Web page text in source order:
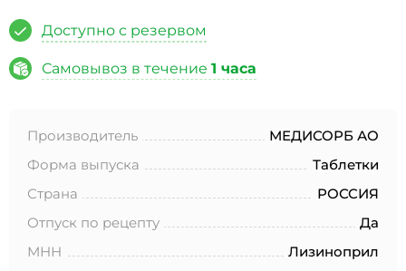
Доступно с резервом
Самовывоз в течение 1 часа
Производитель
МЕДИСОРБ АО
Форма выпуска
Таблетки
Страна
РОССИЯ
Отпуск по рецепту
Да
МНН
Лизиноприл
целей, определенных в Согласии на обработку
персональных данных *